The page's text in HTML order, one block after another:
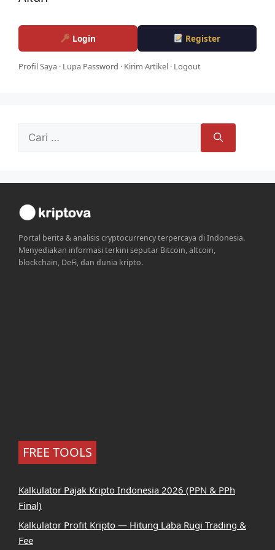
Login Register
Profil Saya · Lupa Password · Kirim Artikel · Logout
untuk:
Portal berita & analisis cryptocurrency terpercaya di Indonesia.
Menyediakan informasi terkini seputar Bitcoin, altcoin,
blockchain, DeFi, dan dunia kripto.
FREE TOOLS
Kalkulator Pajak Kripto Indonesia 2026 (PPN & PPh
Final)
Kalkulator Profit Kripto — Hitung Laba Rugi Trading &
Fee